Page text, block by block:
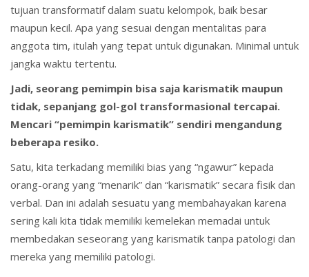
tujuan transformatif dalam suatu kelompok, baik besar
maupun kecil. Apa yang sesuai dengan mentalitas para
anggota tim, itulah yang tepat untuk digunakan. Minimal untuk
jangka waktu tertentu.
Jadi, seorang pemimpin bisa saja karismatik maupun
tidak, sepanjang gol-gol transformasional tercapai.
Mencari “pemimpin karismatik” sendiri mengandung
beberapa resiko.
Satu, kita terkadang memiliki bias yang “ngawur” kepada
orang-orang yang “menarik” dan “karismatik” secara fisik dan
verbal. Dan ini adalah sesuatu yang membahayakan karena
sering kali kita tidak memiliki kemelekan memadai untuk
membedakan seseorang yang karismatik tanpa patologi dan
mereka yang memiliki patologi.